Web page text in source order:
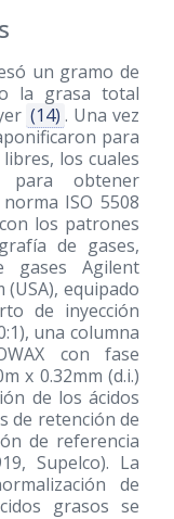
un gramo de
la grasa total
(14) . Una vez
para
los cuales
para obtener
ISO 5508
los patrones
de gases,
gases Agilent
(USA), equipado
de inyección
una columna
con fase
x 0.32mm (d.i.)
de los ácidos
de retención de
de referencia
Supelco). La
de
grasos se